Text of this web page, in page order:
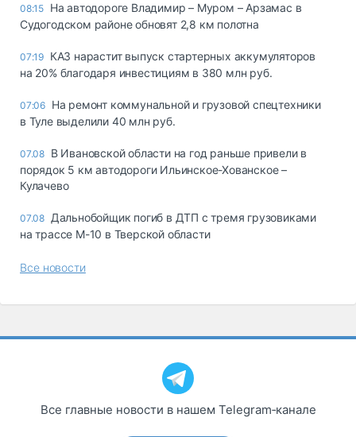
08:15 На автодороге Владимир – Муром – Арзамас в
Судогодском районе обновят 2,8 км полотна
07:19 КАЗ нарастит выпуск стартерных аккумуляторов
на 20% благодаря инвестициям в 380 млн руб.
07:06 На ремонт коммунальной и грузовой спецтехники
в Туле выделили 40 млн руб.
07.08 В Ивановской области на год раньше привели в
порядок 5 км автодороги Ильинское-Хованское –
Кулачево
07.08 Дальнобойщик погиб в ДТП с тремя грузовиками
на трассе М-10 в Тверской области
Все новости
Все главные новости в нашем Telegram‑канале